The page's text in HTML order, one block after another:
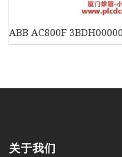
ABB AC800F
关于我们